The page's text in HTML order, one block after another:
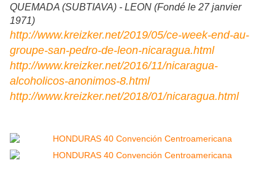
QUEMADA (SUBTIAVA) - LEON (Fondé le 27 janvier
1971)
http://www.kreizker.net/2019/05/ce-week-end-au-
groupe-san-pedro-de-leon-nicaragua.html
http://www.kreizker.net/2016/11/nicaragua-
alcoholicos-anonimos-8.html
http://www.kreizker.net/2018/01/nicaragua.html